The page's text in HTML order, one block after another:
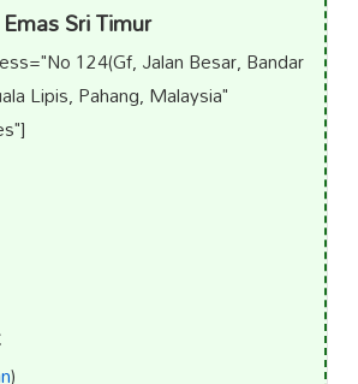
Sri Timur
124(Gf, Jalan Besar, Bandar
Lipis, Pahang, Malaysia"
)